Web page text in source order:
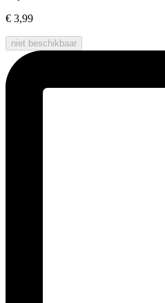
€ 3,99
niet beschikbaar